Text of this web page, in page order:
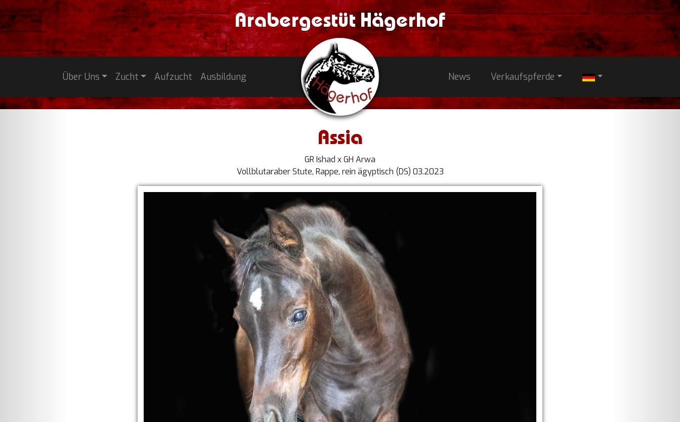
Arabergestüt Hägerhof
Über Uns Zucht Aufzucht Ausbildung News Verkaufspferde
Assia
GR Ishad x GH Arwa
Vollblutaraber Stute, Rappe, rein ägyptisch (DS) 03.2023